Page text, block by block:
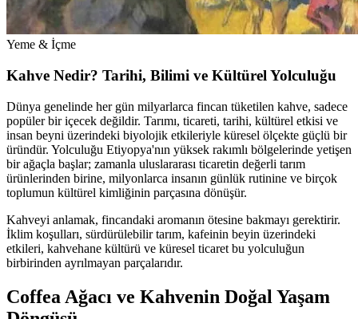
Yeme & İçme
Kahve Nedir? Tarihi, Bilimi ve Kültürel Yolculuğu
Dünya genelinde her gün milyarlarca fincan tüketilen kahve, sadece
popüler bir içecek değildir. Tarımı, ticareti, tarihi, kültürel etkisi ve
insan beyni üzerindeki biyolojik etkileriyle küresel ölçekte güçlü bir
üründür. Yolculuğu Etiyopya'nın yüksek rakımlı bölgelerinde yetişen
bir ağaçla başlar; zamanla uluslararası ticaretin değerli tarım
ürünlerinden birine, milyonlarca insanın günlük rutinine ve birçok
toplumun kültürel kimliğinin parçasına dönüşür.
Kahveyi anlamak, fincandaki aromanın ötesine bakmayı gerektirir.
İklim koşulları, sürdürülebilir tarım, kafeinin beyin üzerindeki
etkileri, kahvehane kültürü ve küresel ticaret bu yolculuğun
birbirinden ayrılmayan parçalarıdır.
Coffea Ağacı ve Kahvenin Doğal Yaşam